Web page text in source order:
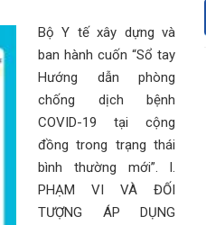
Bộ Y tế xây dựng và
ban hành cuốn “Sổ tay
Hướng dẫn phòng
chống dịch bệnh
COVID-19 tại cộng
đồng trong trạng thái
bình thường mới”. I.
PHẠM VI VÀ ĐỐI
TƯỢNG ÁP DỤNG